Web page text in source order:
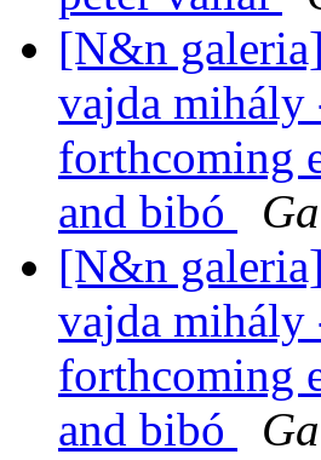
[N&n
vajda
forthcoming
and bibó
[N&n
vajda
forthcoming
and bibó